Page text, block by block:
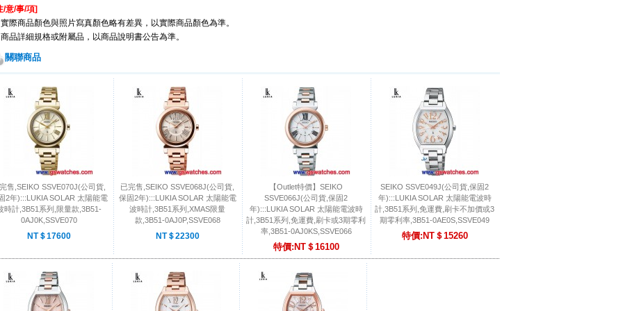
/意/事/項]
際商品顏色與照片寫真顏色略有差異，以實際商品顏色為準。
品詳細規格或附屬品，以商品說明書公告為準。
關聯商品
售,SEIKO SSVE070J(公司貨,
2年):::LUKIA SOLAR 太陽能電
時計,3B51系列,限量款,3B51-
0AJ0K,SSVE070
NT＄17600
已完售,SEIKO SSVE068J(公司貨,
保固2年):::LUKIA SOLAR 太陽能電
波時計,3B51系列,XMAS限量
款,3B51-0AJ0P,SSVE068
NT＄22300
【Outlet特價】SEIKO
SSVE066J(公司貨,保固2
年):::LUKIA SOLAR 太陽能電波時
計,3B51系列,免運費,刷卡或3期零利
率,3B51-0AJ0KS,SSVE066
特價:NT＄16100
SEIKO SSVE049J(公司貨,保固2
年):::LUKIA SOLAR 太陽能電波時
計,3B51系列,免運費,刷卡不加價或3
期零利率,3B51-0AE0S,SSVE049
特價:NT＄15260